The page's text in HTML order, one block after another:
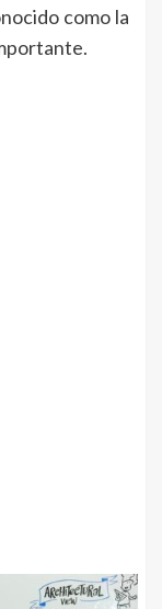
como la